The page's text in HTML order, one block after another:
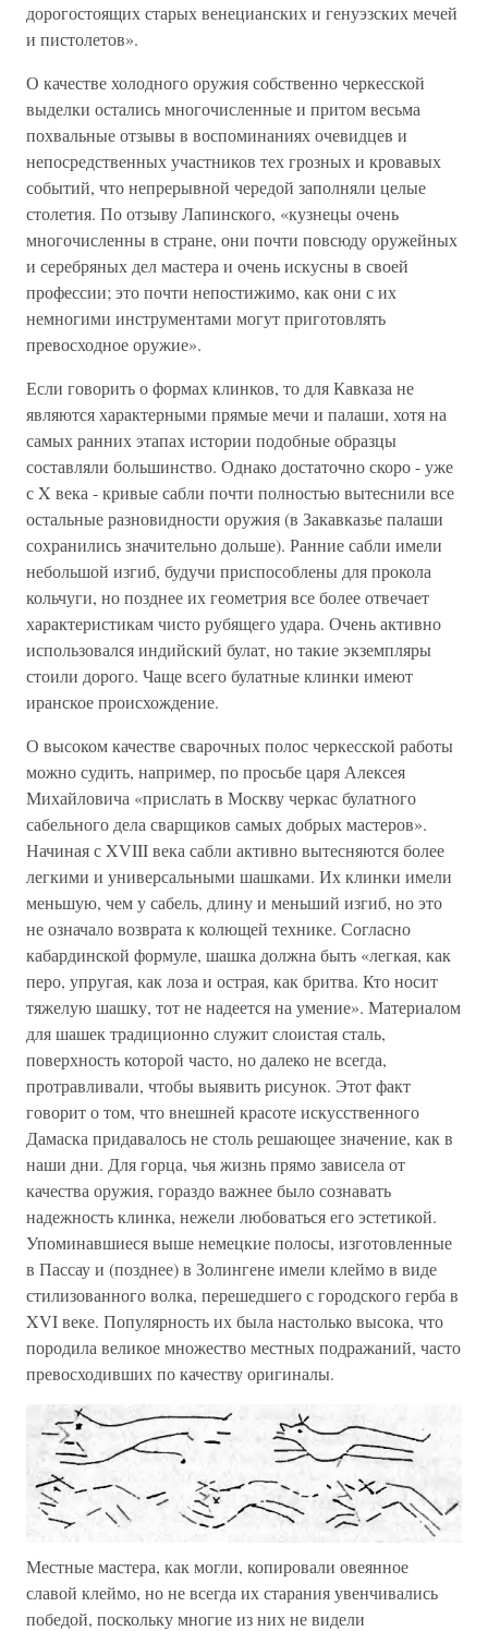
дорогостоящих старых венецианских и генуэзских мечей
и пистолетов».
О качестве холодного оружия собственно черкесской
выделки остались многочисленные и притом весьма
похвальные отзывы в воспоминаниях очевидцев и
непосредственных участников тех грозных и кровавых
событий, что непрерывной чередой заполняли целые
столетия. По отзыву Лапинского, «кузнецы очень
многочисленны в стране, они почти повсюду оружейных
и серебряных дел мастера и очень искусны в своей
профессии; это почти непостижимо, как они с их
немногими инструментами могут приготовлять
превосходное оружие».
Если говорить о формах клинков, то для Кавказа не
являются характерными прямые мечи и палаши, хотя на
самых ранних этапах истории подобные образцы
составляли большинство. Однако достаточно скоро - уже
с X века - кривые сабли почти полностью вытеснили все
остальные разновидности оружия (в Закавказье палаши
сохранились значительно дольше). Ранние сабли имели
небольшой изгиб, будучи приспособлены для прокола
кольчуги, но позднее их геометрия все более отвечает
характеристикам чисто рубящего удара. Очень активно
использовался индийский булат, но такие экземпляры
стоили дорого. Чаще всего булатные клинки имеют
иранское происхождение.
О высоком качестве сварочных полос черкесской работы
можно судить, например, по просьбе царя Алексея
Михайловича «прислать в Москву черкас булатного
сабельного дела сварщиков самых добрых мастеров».
Начиная с XVIII века сабли активно вытесняются более
легкими и универсальными шашками. Их клинки имели
меньшую, чем у сабель, длину и меньший изгиб, но это
не означало возврата к колющей технике. Согласно
кабардинской формуле, шашка должна быть «легкая, как
перо, упругая, как лоза и острая, как бритва. Кто носит
тяжелую шашку, тот не надеется на умение». Материалом
для шашек традиционно служит слоистая сталь,
поверхность которой часто, но далеко не всегда,
протравливали, чтобы выявить рисунок. Этот факт
говорит о том, что внешней красоте искусственного
Дамаска придавалось не столь решающее значение, как в
наши дни. Для горца, чья жизнь прямо зависела от
качества оружия, гораздо важнее было сознавать
надежность клинка, нежели любоваться его эстетикой.
Упоминавшиеся выше немецкие полосы, изготовленные
в Пассау и (позднее) в Золингене имели клеймо в виде
стилизованного волка, перешедшего с городского герба в
XVI веке. Популярность их была настолько высока, что
породила великое множество местных подражаний, часто
превосходивших по качеству оригиналы.
Местные мастера, как могли, копировали овеянное
славой клеймо, но не всегда их старания увенчивались
победой, поскольку многие из них не видели